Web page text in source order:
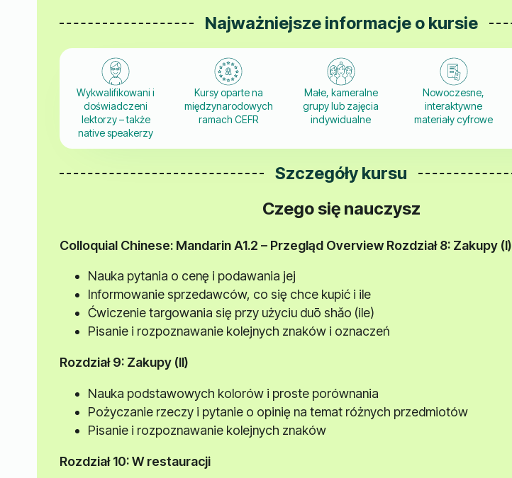
Najważniejsze informacje o kursie
Wykwalifikowani i
doświadczeni
lektorzy – także
native speakerzy
Kursy oparte na
międzynarodowych
ramach CEFR
Małe, kameralne
grupy lub zajęcia
indywidualne
Nowoczesne,
interaktywne
materiały cyfrowe
Szczegóły kursu
Czego się nauczysz
Colloquial Chinese: Mandarin A1.2 – Przegląd Overview Rozdział 8: Zakupy (I)
Nauka pytania o cenę i podawania jej
Informowanie sprzedawców, co się chce kupić i ile
Ćwiczenie targowania się przy użyciu duō shǎo (ile)
Pisanie i rozpoznawanie kolejnych znaków i oznaczeń
Rozdział 9: Zakupy (II)
Nauka podstawowych kolorów i proste porównania
Pożyczanie rzeczy i pytanie o opinię na temat różnych przedmiotów
Pisanie i rozpoznawanie kolejnych znaków
Rozdział 10: W restauracji